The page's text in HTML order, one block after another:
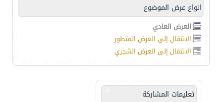
انواع عرض الموضوع
العرض العادي
الانتقال إلى العرض المتطور
الانتقال إلى العرض الشجري
تعليمات المشاركة